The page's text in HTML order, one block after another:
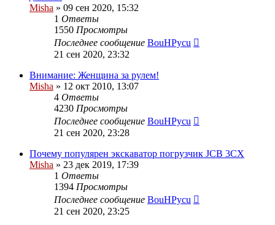
Misha » 09 сен 2020, 15:32
1 Ответы
1550 Просмотры
Последнее сообщение BouHPycu
21 сен 2020, 23:32
Внимание: Женщина за рулем!
Misha » 12 окт 2010, 13:07
4 Ответы
4230 Просмотры
Последнее сообщение BouHPycu
21 сен 2020, 23:28
Почему популярен экскаватор погрузчик JCB 3CX
Misha » 23 дек 2019, 17:39
1 Ответы
1394 Просмотры
Последнее сообщение BouHPycu
21 сен 2020, 23:25